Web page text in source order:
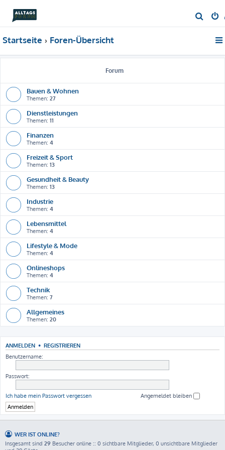
u
Startseite Foren-Übersicht
Forum
Bauen & Wohnen
Themen: 27
Dienstleistungen
Themen: 11
Finanzen
Themen: 4
Freizeit & Sport
Themen: 13
Gesundheit & Beauty
Themen: 13
Industrie
Themen: 4
Lebensmittel
Themen: 4
Lifestyle & Mode
Themen: 4
Onlineshops
Themen: 4
Technik
Themen: 7
Allgemeines
Themen: 20
ANMELDEN • REGISTRIEREN
Benutzername:
Passwort:
Ich habe mein Passwort vergessen Angemeldet bleiben
WER IST ONLINE?
Insgesamt sind 29 Besucher online :: 0 sichtbare Mitglieder, 0 unsichtbare Mitglieder